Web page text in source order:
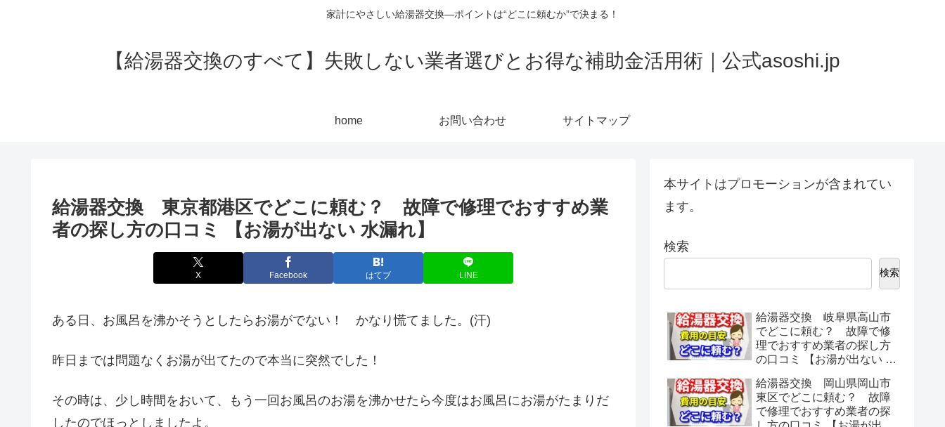
家計にやさしい給湯器交換—ポイントは“どこに頼むか”で決まる！
【給湯器交換のすべて】失敗しない業者選びとお得な補助金活用術｜公式asoshi.jp
home お問い合わせ サイトマップ
給湯器交換 東京都港区でどこに頼む？ 故障で修理でおすすめ業
者の探し方の口コミ 【お湯が出ない 水漏れ】
X Facebook はてブ LINE
ある日、お風呂を沸かそうとしたらお湯がでない！ かなり慌てました。(汗)
昨日までは問題なくお湯が出てたので本当に突然でした！
その時は、少し時間をおいて、もう一回お風呂のお湯を沸かせたら今度はお風呂にお湯がたまりだ
したのでほっとしましたよ。
本サイトはプロモーションが含まれてい
ます。
検索
検索
給湯器交換 岐阜県高山市
でどこに頼む？ 故障で修
理でおすすめ業者の探し方
の口コミ 【お湯が出ない 水
給湯器交換 岡山県岡山市
東区でどこに頼む？ 故障
で修理でおすすめ業者の探